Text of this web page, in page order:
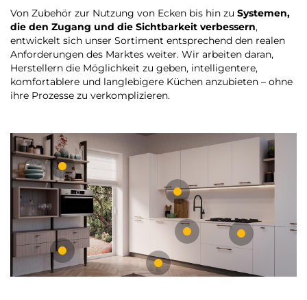
Von Zubehör zur Nutzung von Ecken bis hin zu Systemen,
die den Zugang und die Sichtbarkeit verbessern,
entwickelt sich unser Sortiment entsprechend den realen
Anforderungen des Marktes weiter. Wir arbeiten daran,
Herstellern die Möglichkeit zu geben, intelligentere,
komfortablere und langlebigere Küchen anzubieten – ohne
ihre Prozesse zu verkomplizieren.